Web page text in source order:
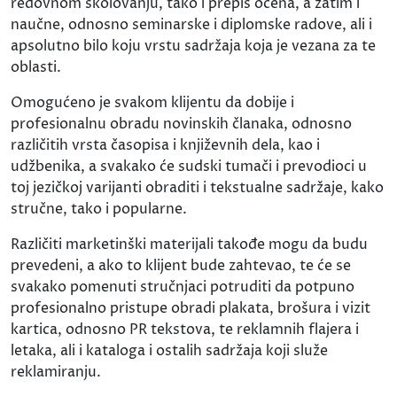
naučne, odnosno seminarske i diplomske radove, ali i
apsolutno bilo koju vrstu sadržaja koja je vezana za te
oblasti.
Omogućeno je svakom klijentu da dobije i
profesionalnu obradu novinskih članaka, odnosno
različitih vrsta časopisa i književnih dela, kao i
udžbenika, a svakako će sudski tumači i prevodioci u
toj jezičkoj varijanti obraditi i tekstualne sadržaje, kako
stručne, tako i popularne.
Različiti marketinški materijali takođe mogu da budu
prevedeni, a ako to klijent bude zahtevao, te će se
svakako pomenuti stručnjaci potruditi da potpuno
profesionalno pristupe obradi plakata, brošura i vizit
kartica, odnosno PR tekstova, te reklamnih flajera i
letaka, ali i kataloga i ostalih sadržaja koji služe
reklamiranju.